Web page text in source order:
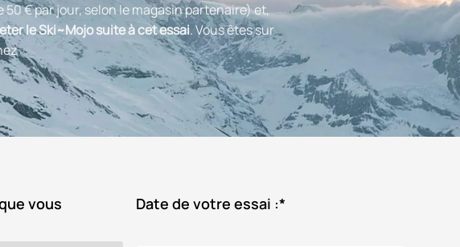
€ par jour, selon le magasin partenaire) et,
le Ski~Mojo suite à cet essai. Vous êtes sur
vous Date de votre essai :*